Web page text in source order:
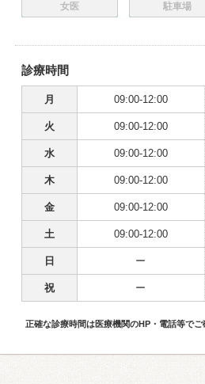
女医 駐車場
診療時間
月 09:00-12:00
火 09:00-12:00
水 09:00-12:00
木 09:00-12:00
金 09:00-12:00
土 09:00-12:00
日 ー
祝 ー
正確な診療時間は医療機関のHP・電話等でご